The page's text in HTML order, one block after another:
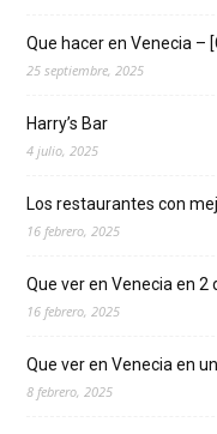
Que hacer en Venecia –
25 septiembre, 2025
Harry’s Bar
4 julio, 2025
Los restaurantes con
16 febrero, 2025
Que ver en Venecia en
16 febrero, 2025
Que ver en Venecia en
8 febrero, 2025